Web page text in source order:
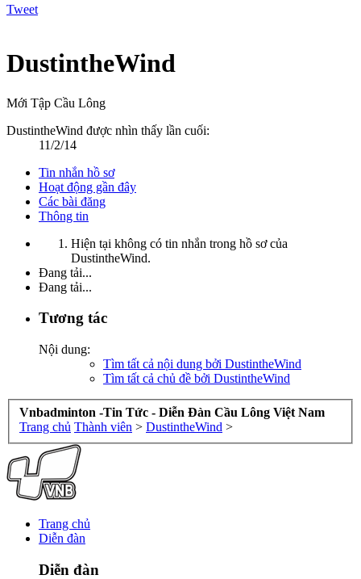
Tweet
DustintheWind
Mới Tập Cầu Lông
DustintheWind được nhìn thấy lần cuối:
11/2/14
Tin nhắn hồ sơ
Hoạt động gần đây
Các bài đăng
Thông tin
Hiện tại không có tin nhắn trong hồ sơ của
DustintheWind.
Đang tải...
Đang tải...
Tương tác
Nội dung:
Tìm tất cả nội dung bởi DustintheWind
Tìm tất cả chủ đề bởi DustintheWind
Vnbadminton -Tin Tức - Diễn Đàn Cầu Lông Việt Nam
Trang chủ Thành viên > DustintheWind >
Trang chủ
Diễn đàn
Diễn đàn